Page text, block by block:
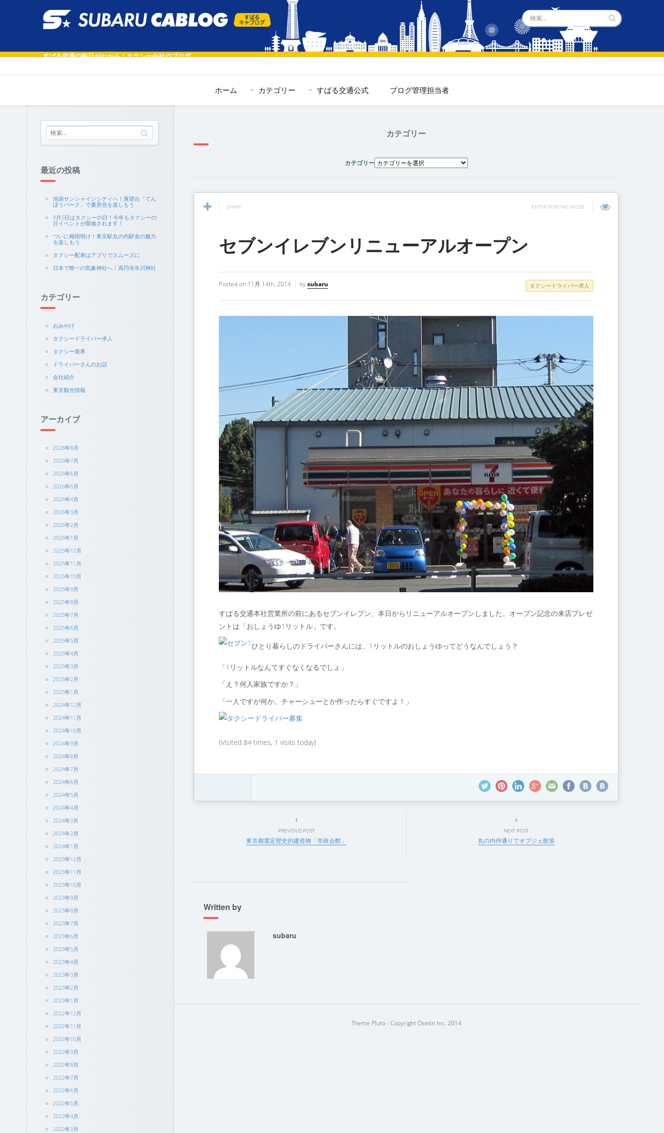
すばる交通の毎日がわかる！タクシー会社のブログ
ホーム カテゴリー すばる交通公式 ブログ管理担当者
最近の投稿
池袋サンシャインシティへ！展望台「てん
ぼうパーク」で夏景色を楽しもう
8月5日はタクシーの日！今年もタクシーの
日イベントが開催されます！
ついに梅雨明け！東京駅丸の内駅舎の魅力
を楽しもう
タクシー配車はアプリでスムーズに
日本で唯一の気象神社へ！高円寺氷川神社
カテゴリー
おみやげ
タクシードライバー求人
タクシー業界
ドライバーさんのお話
会社紹介
東京観光情報
アーカイブ
2026年8月
2026年7月
2026年6月
2026年5月
2026年4月
2026年3月
2026年2月
2026年1月
2025年12月
2025年11月
2025年10月
2025年9月
2025年8月
2025年7月
2025年6月
2025年5月
2025年4月
2025年3月
2025年2月
2025年1月
2024年12月
2024年11月
2024年10月
2024年9月
2024年8月
2024年7月
2024年6月
2024年5月
2024年4月
2024年3月
2024年2月
2024年1月
2023年12月
2023年11月
2023年10月
2023年9月
2023年8月
2023年7月
2023年6月
2023年5月
2023年4月
2023年3月
2023年2月
2023年1月
2022年12月
2022年11月
2022年10月
2022年9月
2022年8月
2022年7月
2022年6月
2022年5月
2022年4月
2022年3月
カテゴリー
カテゴリー
SHARE ENTER READING MODE
セブンイレブンリニューアルオープン
Posted on 11月 14th, 2014 bysubaru タクシードライバー求人
すばる交通本社営業所の前にあるセブンイレブン、本日からリニューアルオープンしました。オープン記念の来店プレゼ
ントは「おしょうゆ1リットル」です。
ひとり暮らしのドライバーさんには、1リットルのおしょうゆってどうなんでしょう？
「1リットルなんてすぐなくなるでしょ」
「え？何人家族ですか？」
「一人ですが何か。チャーシューとか作ったらすぐですよ！」
(Visited 84 times, 1 visits today)
PREVIOUS POST
東京都選定歴史的建造物「市政会館」
NEXT POST
丸の内仲通りでオブジェ散策
Written by
subaru
Theme Pluto - Copyright Osetin Inc. 2014